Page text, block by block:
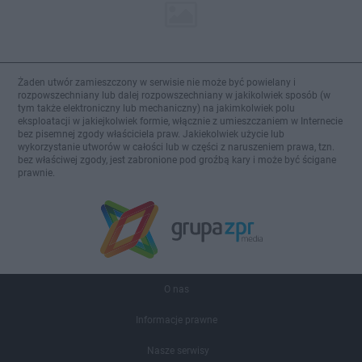
Żaden utwór zamieszczony w serwisie nie może być powielany i
rozpowszechniany lub dalej rozpowszechniany w jakikolwiek sposób (w
tym także elektroniczny lub mechaniczny) na jakimkolwiek polu
eksploatacji w jakiejkolwiek formie, włącznie z umieszczaniem w Internecie
bez pisemnej zgody właściciela praw. Jakiekolwiek użycie lub
wykorzystanie utworów w całości lub w części z naruszeniem prawa, tzn.
bez właściwej zgody, jest zabronione pod groźbą kary i może być ścigane
prawnie.
O nas
Informacje prawne
Nasze serwisy